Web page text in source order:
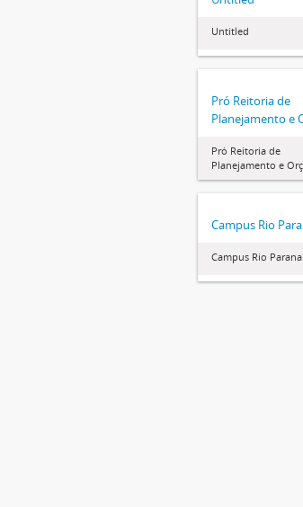
Untitled
Pró Reitoria de
Planejamento e
Pró Reitoria de
Planejamento e
Campus Rio
Campus Rio